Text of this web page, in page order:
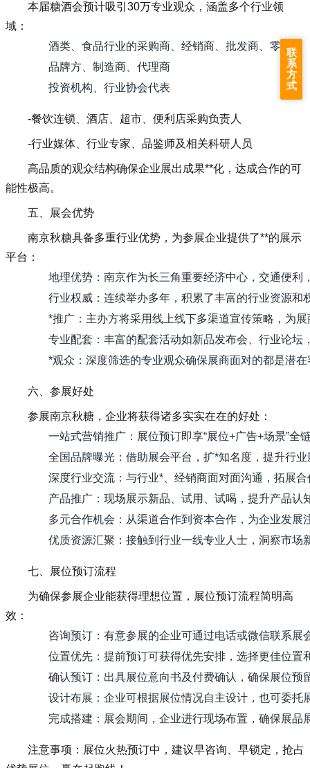
本届糖酒会预计吸引30万专业观众，涵盖多个行业领
域：
酒类、食品行业的采购商、经销商、批发商、零售商
品牌方、制造商、代理商
投资机构、行业协会代表
-餐饮连锁、酒店、超市、便利店采购负责人
-行业媒体、行业专家、品鉴师及相关科研人员
高品质的观众结构确保企业展出成果**化，达成合作的可
能性极高。
五、展会优势
南京秋糖具备多重行业优势，为参展企业提供了**的展示
平台：
地理优势：南京作为长三角重要经济中心，交通便利
行业权威：连续举办多年，积累了丰富的行业资源和
*推广：主办方将采用线上线下多渠道宣传策略，为
专业配套：丰富的配套活动如新品发布会、行业论坛
*观众：深度筛选的专业观众确保展商面对的都是潜在
六、参展好处
参展南京秋糖，企业将获得诸多实实在在的好处：
一站式营销推广：展位预订即享“展位+广告+场景”全
全国品牌曝光：借助展会平台，扩*知名度，提升行
深度行业交流：与行业*、经销商面对面沟通，拓展
产品推广：现场展示新品、试用、试喝，提升产品认
多元合作机会：从渠道合作到资本合作，为企业发展
优质资源汇聚：接触到行业一线专业人士，洞察市场
七、展位预订流程
为确保参展企业能获得理想位置，展位预订流程简明高
效：
咨询预订：有意参展的企业可通过电话或微信联系
位置优先：提前预订可获得优先安排，选择更佳位置
确认预订：出具展位意向书及付费确认，确保展位预
设计布展：企业可根据展位情况自主设计，也可委托
完成搭建：展会期间，企业进行现场布置，确保展品
注意事项：展位火热预订中，建议早咨询、早锁定，抢占
联
系
方
式